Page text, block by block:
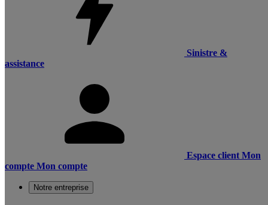
Sinistre &
assistance
Espace client Mon
compte Mon compte
Notre entreprise